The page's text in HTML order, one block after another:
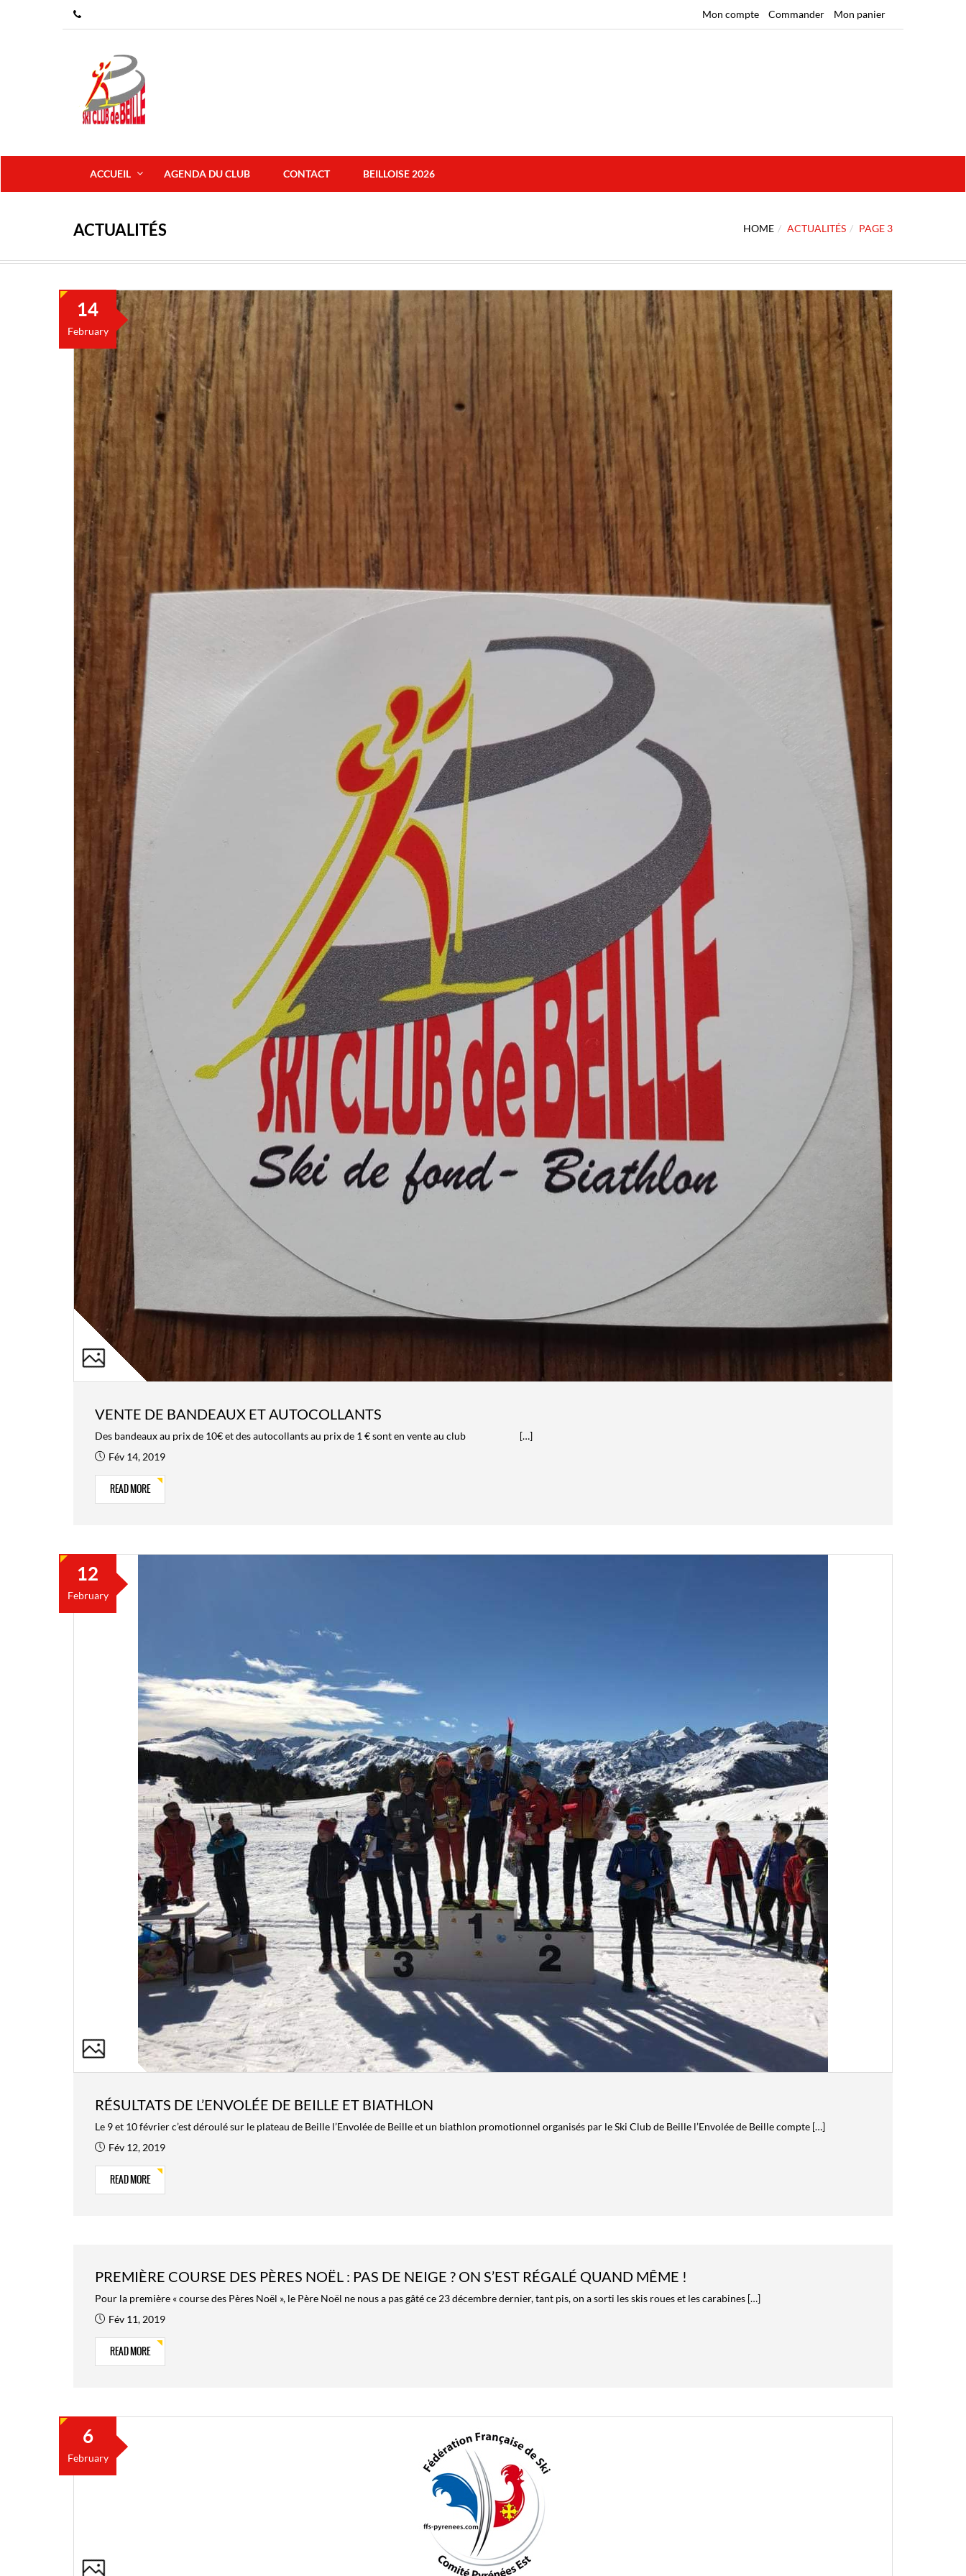
Mon compte Commander Mon panier
ACCUEIL AGENDA DU CLUB CONTACT BEILLOISE 2026
ACTUALITÉS HOME ACTUALITÉS PAGE 3
14
February
VENTE DE BANDEAUX ET AUTOCOLLANTS
Des bandeaux au prix de 10€ et des autocollants au prix de 1 € sont en vente au club […]
Fév 14, 2019
READ MORE
12
February
RÉSULTATS DE L’ENVOLÉE DE BEILLE ET BIATHLON
Le 9 et 10 février c’est déroulé sur le plateau de Beille l’Envolée de Beille et un biathlon promotionnel organisés par le Ski Club de Beille l’Envolée de Beille compte […]
Fév 12, 2019
READ MORE
PREMIÈRE COURSE DES PÈRES NOËL : PAS DE NEIGE ? ON S’EST RÉGALÉ QUAND MÊME !
Pour la première « course des Pères Noël », le Père Noël ne nous a pas gâté ce 23 décembre dernier, tant pis, on a sorti les skis roues et les carabines […]
Fév 11, 2019
READ MORE
6
February